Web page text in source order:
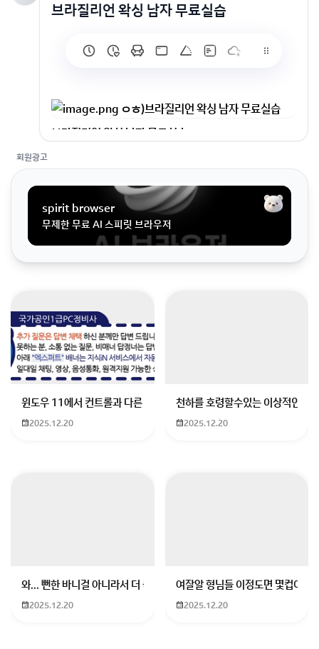
브라질리언 왁싱 남자 무료실습
브라질리언 왁싱 남자 무료실습
회원광고
spirit browser
무제한 무료 AI 스피릿 브라우저
윈도우 11에서 컨트롤과 다른 키가 같이 안눌림 게임을 하는 중에 컨트
2025.12.20
천하를 호령할수있는 이상적인 몸
2025.12.20
와... 뻔한 바니걸 아니라서 더 좋음
2025.12.20
여잘알 형님들 이정도면 몇컵이에
2025.12.20